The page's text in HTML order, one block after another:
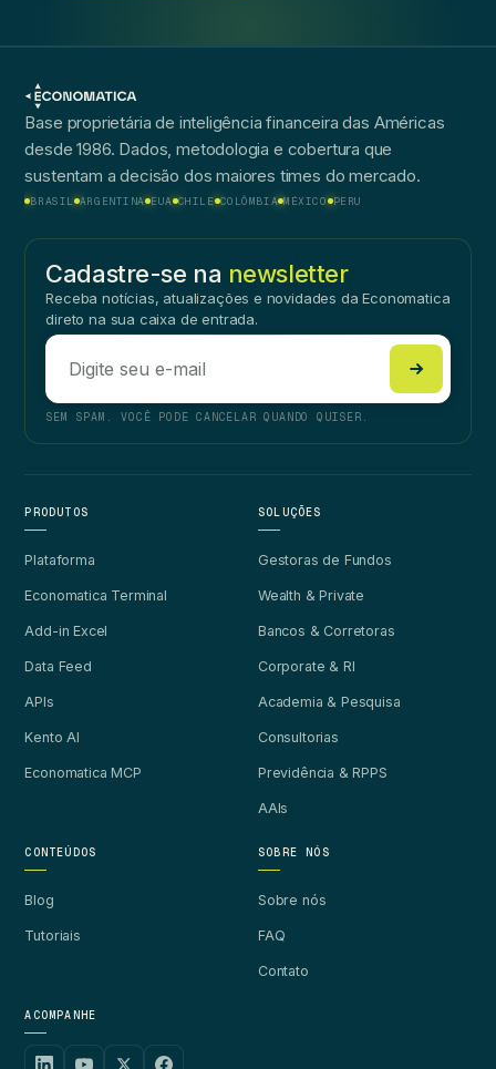
Base proprietária de inteligência financeira das Américas
desde 1986. Dados, metodologia e cobertura que
sustentam a decisão dos maiores times do mercado.
BRASIL ARGENTINA EUA CHILE COLÔMBIA MÉXICO PERU
Cadastre-se na newsletter
Receba notícias, atualizações e novidades da Economatica
direto na sua caixa de entrada.
SEM SPAM. VOCÊ PODE CANCELAR QUANDO QUISER.
PRODUTOS
Plataforma
Economatica Terminal
Add-in Excel
Data Feed
APIs
Kento AI
Economatica MCP
SOLUÇÕES
Gestoras de Fundos
Wealth & Private
Bancos & Corretoras
Corporate & RI
Academia & Pesquisa
Consultorias
Previdência & RPPS
AAIs
CONTEÚDOS
Blog
Tutoriais
SOBRE NÓS
Sobre nós
FAQ
Contato
ACOMPANHE